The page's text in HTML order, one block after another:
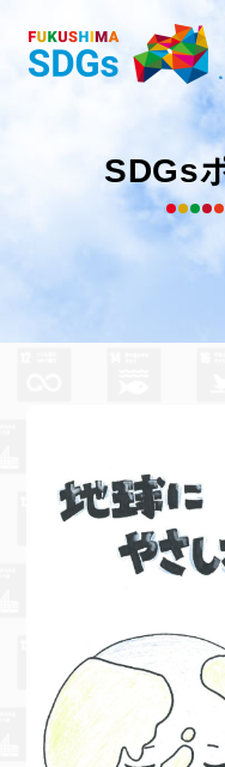
SDGs